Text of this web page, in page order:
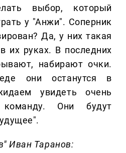
выбор, который
у "Анжи". Соперник
Да, у них такая
их руках. В последних
набирают очки.
они останутся в
увидеть очень
команду. Они будут
Иван Таранов: